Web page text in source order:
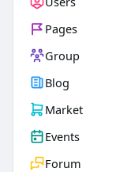
Pages
Group
Blog
Market
Events
Forum